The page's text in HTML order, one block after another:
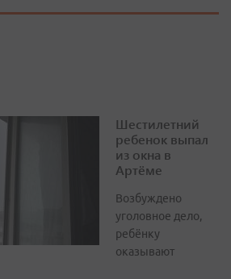
Шестилетний
ребенок выпал
из окна в
Артёме
Возбуждено
уголовное дело,
ребёнку
оказывают